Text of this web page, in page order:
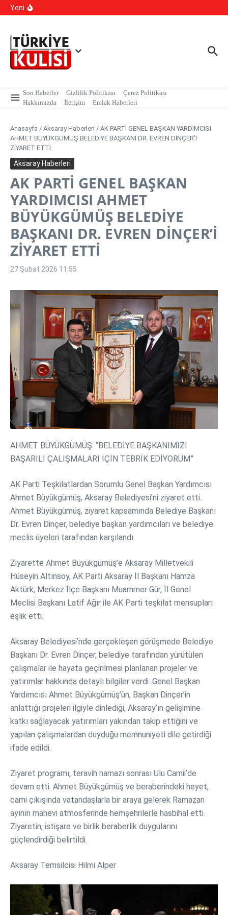
İçeriğe atla
Yeni
Muayenede Branş Sayısı Artırıldı
Son Haberler Gizlilik Politikası
Çerez Politikası
Hakkımızda
İletişim Emlak Haberleri
Anasayfa / Aksaray Haberleri / AK PARTİ GENEL BAŞKAN YARDIMCISI
AHMET BÜYÜKGÜMÜŞ BELEDİYE BAŞKANI DR. EVREN DİNÇER’İ
ZİYARET ETTİ
Aksaray Haberleri
AK PARTİ GENEL BAŞKAN
YARDIMCISI AHMET
BÜYÜKGÜMÜŞ BELEDİYE
BAŞKANI DR. EVREN DİNÇER’İ
ZİYARET ETTİ
27 Şubat 2026 11:55
AHMET BÜYÜKGÜMÜŞ: ‘’BELEDİYE BAŞKANIMIZI
BAŞARILI ÇALIŞMALARI İÇİN TEBRİK EDİYORUM”
AK Parti Teşkilatlardan Sorumlu Genel Başkan Yardımcısı
Ahmet Büyükgümüş, Aksaray Belediyesi’ni ziyaret etti.
Ahmet Büyükgümüş, ziyaret kapsamında Belediye Başkanı
Dr. Evren Dinçer, belediye başkan yardımcıları ve belediye
meclis üyeleri tarafından karşılandı.
Ziyarette Ahmet Büyükgümüş’e Aksaray Milletvekili
Hüseyin Altınsoy, AK Parti Aksaray İl Başkanı Hamza
Aktürk, Merkez İlçe Başkanı Muammer Gür, İl Genel
Meclisi Başkanı Latif Ağır ile AK Parti teşkilat mensupları
eşlik etti.
Aksaray Belediyesi’nde gerçekleşen görüşmede Belediye
Başkanı Dr. Evren Dinçer, belediye tarafından yürütülen
çalışmalar ile hayata geçirilmesi planlanan projeler ve
yatırımlar hakkında detaylı bilgiler verdi. Genel Başkan
Yardımcısı Ahmet Büyükgümüş’ün, Başkan Dinçer’in
anlattığı projeleri ilgiyle dinlediği, Aksaray’ın gelişimine
katkı sağlayacak yatırımları yakından takip ettiğini ve
yapılan çalışmalardan duyduğu memnuniyeti dile getirdiği
ifade edildi.
Ziyaret programı, teravih namazı sonrası Ulu Camii’de
devam etti. Ahmet Büyükgümüş ve beraberindeki heyet,
cami çıkışında vatandaşlarla bir araya gelerek Ramazan
ayının manevi atmosferinde hemşehrilerle hasbihal etti.
Ziyaretin, istişare ve birlik beraberlik duygularını
güçlendirdiği belirtildi.
Aksaray Temsilcisi Hilmi Alper